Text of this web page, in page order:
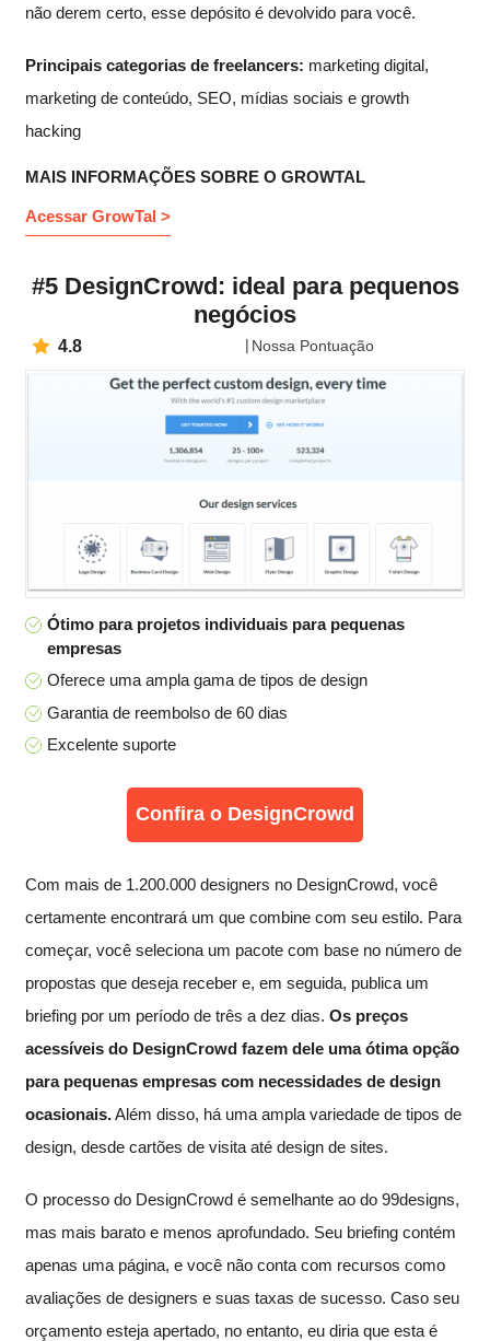
não derem certo, esse depósito é devolvido para você.
Principais categorias de freelancers: marketing digital,
marketing de conteúdo, SEO, mídias sociais e growth
hacking
MAIS INFORMAÇÕES SOBRE O GROWTAL
Acessar GrowTal >
#5 DesignCrowd: ideal para pequenos
negócios
4.8 Nossa Pontuação
Ótimo para projetos individuais para pequenas
empresas
Oferece uma ampla gama de tipos de design
Garantia de reembolso de 60 dias
Excelente suporte
Confira o DesignCrowd
Com mais de 1.200.000 designers no DesignCrowd, você
certamente encontrará um que combine com seu estilo. Para
começar, você seleciona um pacote com base no número de
propostas que deseja receber e, em seguida, publica um
briefing por um período de três a dez dias. Os preços
acessíveis do DesignCrowd fazem dele uma ótima opção
para pequenas empresas com necessidades de design
ocasionais.Além disso, há uma ampla variedade de tipos de
design, desde cartões de visita até design de sites.
O processo do DesignCrowd é semelhante ao do 99designs,
mas mais barato e menos aprofundado. Seu briefing contém
apenas uma página, e você não conta com recursos como
avaliações de designers e suas taxas de sucesso. Caso seu
orçamento esteja apertado, no entanto, eu diria que esta é